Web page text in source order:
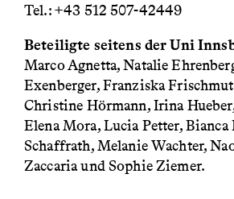
Tel.: +43 512 507-42449
Beteiligte seitens der Uni
Marco Agnetta, Natalie
Exenberger, Franziska
Christine Hörmann, Irina
Elena Mora, Lucia Petter,
Schaffrath, Melanie Wachter,
Zaccaria und Sophie Ziemer.